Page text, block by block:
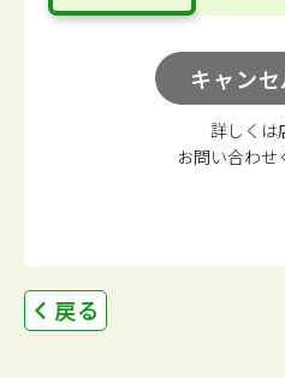
キャン
詳しくは
お問い合わせ
戻る